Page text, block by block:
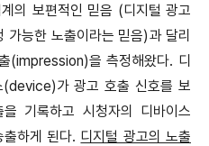
의 보편적인 믿음 (디지털 광고
능한 노출이라는 믿음)과 달리
(impression)을 측정해왔다. 디
(device)가 광고 호출 신호를 보
기록하고 시청자의 디바이스
하게 된다. 디지털 광고의 노출